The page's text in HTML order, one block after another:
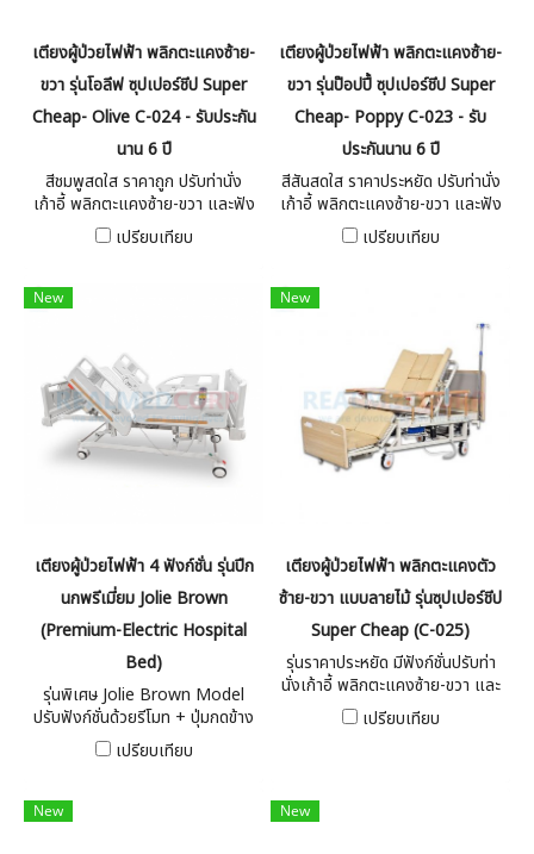
เตียงผู้ป่วยไฟฟ้า พลิกตะแคงซ้าย-
ขวา รุ่นโอลีฟ ซุปเปอร์ชีป Super
Cheap- Olive C-024 - รับประกัน
นาน 6 ปี
สีชมพูสดใส ราคาถูก ปรับท่านั่ง
เก้าอี้ พลิกตะแคงซ้าย-ขวา และฟัง
ก์ชั่นขับถ่าย (มีระบบมือหมุน) หมด
กังวลตอนไฟดับยังใช้งานได้ปกติ
เปรียบเทียบ
เตียงผู้ป่วยไฟฟ้า พลิกตะแคงซ้าย-
ขวา รุ่นป๊อปปี้ ซุปเปอร์ชีป Super
Cheap- Poppy C-023 - รับ
ประกันนาน 6 ปี
สีสันสดใส ราคาประหยัด ปรับท่านั่ง
เก้าอี้ พลิกตะแคงซ้าย-ขวา และฟัง
ก์ชั่นขับถ่าย (มีระบบมือหมุน) หมด
กังวลตอนไฟดับยังใช้งานได้ปกติ
เปรียบเทียบ
New
เตียงผู้ป่วยไฟฟ้า 4 ฟังก์ชั่น รุ่นปีก
นกพรีเมี่ยม Jolie Brown
(Premium-Electric Hospital
Bed)
รุ่นพิเศษ Jolie Brown Model
ปรับฟังก์ชั่นด้วยรีโมท + ปุ่มกดข้าง
เตียง เพิ่มความปลอดภัยด้วยฟัง
ก์ชั่น CPR มีแบตเตอรี่สำรอง ใช้ได้
เปรียบเทียบ
New
เตียงผู้ป่วยไฟฟ้า พลิกตะแคงตัว
ซ้าย-ขวา แบบลายไม้ รุ่นซุปเปอร์ชีป
Super Cheap (C-025)
รุ่นราคาประหยัด มีฟังก์ชั่นปรับท่า
นั่งเก้าอี้ พลิกตะแคงซ้าย-ขวา และ
ฟังก์ชั่นขับถ่ายสำหรับผู้ป่วยติด
เตียง แถมฟรีฟูกที่นอนแบบพับ
เปรียบเทียบ
New New